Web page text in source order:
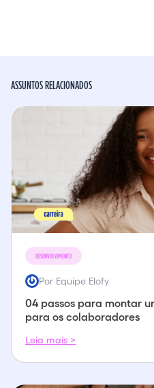
ASSUNTOS RELACIONADOS
DESENVOLVIMENTO
Por Equipe Elofy
04 passos para montar
para os colaboradores
Leia mais >